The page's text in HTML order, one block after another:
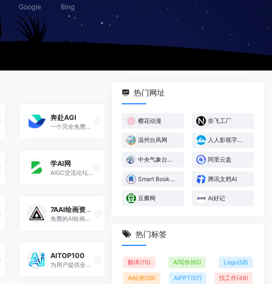
Google Bing
奔赴AGI
一个完全免费、开放、共建、共享的，旨在汇聚和分享最新、最具创意的AIGC学习资源和资料的平台，共同成长进步
学AI网
AIGC交流论坛|AI创作者互动社区
7AAI绘画资源站
免费的AI绘画生成词及AIGC教程资源分享平台
AITOP100
为用户提供全面的AI工具、资讯、课程和活动，帮助用户提升创造力和业务效率
热门网址
樱花动漫 奈飞工厂
温州台风网 人人影视字幕组
中央气象台台风网 阿里云盘
Smart Bookmark 腾讯文档AI
豆瓣网 Ai好记
热门标签
翻译(70) AI写作(65) Logo(58)
AI绘画(58) AiPPT(57) 找工作(48)